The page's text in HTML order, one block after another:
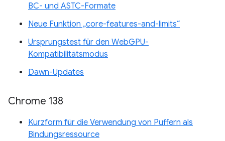
BC- und ASTC-Formate
Neue Funktion „core-features-and-limits“
Ursprungstest für den WebGPU-
Kompatibilitätsmodus
Dawn-Updates
Chrome 138
Kurzform für die Verwendung von Puffern als
Bindungsressource